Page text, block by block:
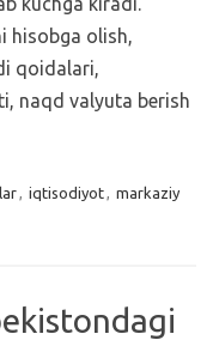
hisobga olish,
qoidalari,
naqd valyuta berish
, iqtisodiyot, markaziy